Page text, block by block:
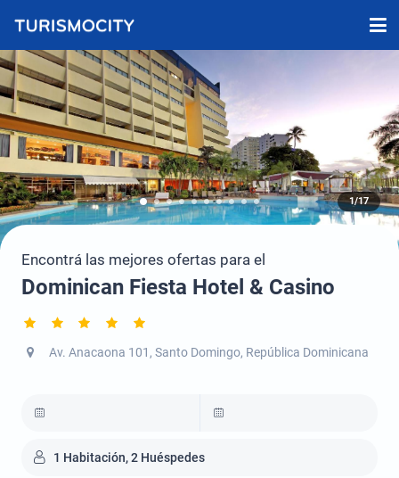
1/17
Encontrá las mejores ofertas para el
Dominican Fiesta Hotel & Casino
Av. Anacaona 101, Santo Domingo, República Dominicana
1 Habitación, 2 Huéspedes